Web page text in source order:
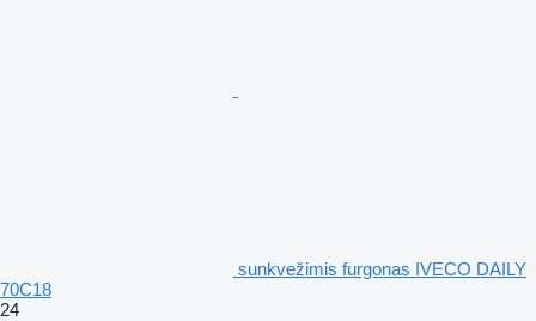
sunkvežimis furgonas IVECO DAILY
70C18
24